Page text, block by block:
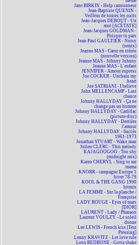
Jane BIRKIN - Help camionneur
Jean-Baptiste QUENIN -
Veilleur de toutes les nuits
Jean-Jacques DEBOUT - Un
mot [ACÉTATE]
Jean-Jacques GOLDMAN -
Puisque tu pars
Jean-Paul GAULTIER - Noisy
(remix)
Jeanne MAS - Cœur en stéréo
(nouvelle version)
Jeanne MAS - Johnny Johnny
Jeanne MAS - L'enfant
JENNIFER - Amour express
Joe COCKER - Unchain my
heart
Joe SATRIANI - I believe
John MELLENCAMP - Last
chance
Johnny HALLYDAY - Ça ne
change pas un homme
Johnny HALLYDAY - Cadillac
(picture-disc)
Johnny HALLYDAY - Derrière
l'amour
Johnny HALLYDAY - Succès
1961-1973
Jonathan STUART - Wako man
Julien CLERC - This melody
KAJAGOOGOO - Too shy
(midnight mix)
Karen CHERYL - Sing to me
mama
KNORR - campagne Europe 1
hiver 78-79
KOOL & THE GANG 1990
hitmix
LA FEMME - Sur la planche /
Françoise
LADY ROUGE - Eyes of mars
[DIOR]
LAURENT - Lady / Pharaon
Laurent VOULZY - Le soleil
donne
Lee LEWIS - French kiss [Test
Pressing]
Lenny KRAVITZ - Let love rule
Leon REDBONE - Gotta shake